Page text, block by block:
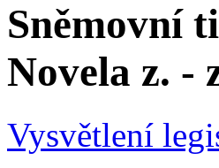
Sněmovní
Novela z. -
Vysvětlení